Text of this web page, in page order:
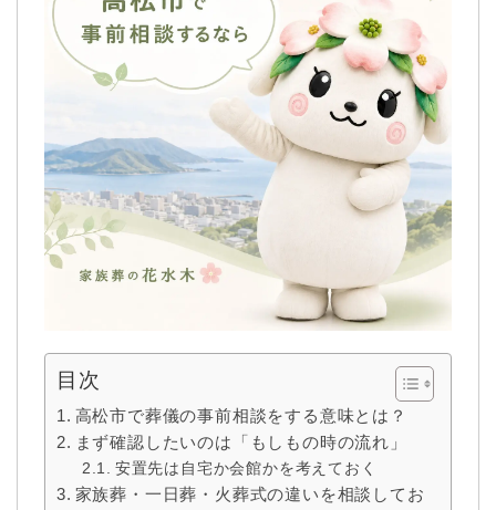
目次
高松市で葬儀の事前相談をする意味とは？
まず確認したいのは「もしもの時の流れ」
安置先は自宅か会館かを考えておく
家族葬・一日葬・火葬式の違いを相談してお